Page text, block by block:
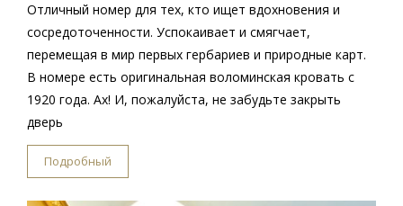
Отличный номер для тех, кто ищет вдохновения и
сосредоточенности. Успокаивает и смягчает,
перемещая в мир первых гербариев и природные карт.
В номере есть оригинальная воломинская кровать с
1920 года. Ах! И, пожалуйста, не забудьте закрыть
дверь
Подробный